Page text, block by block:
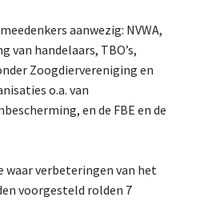
aanwezig: NVWA,
van handelaars, TBO’s,
Zoogdiervereniging en
o.a. van
en de FBE en de
verbeteringen van het
voorgesteld rolden 7